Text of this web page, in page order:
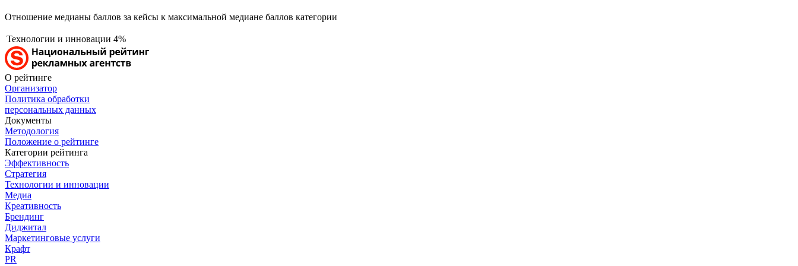
Отношение медианы баллов за кейсы к максимальной медиане баллов категории
Технологии и инновации 4%
О рейтинге
Организатор
Политика обработки
персональных данных
Документы
Методология
Положение о рейтинге
Категории рейтинга
Эффективность
Стратегия
Технологии и инновации
Медиа
Креативность
Брендинг
Диджитал
Маркетинговые услуги
Крафт
PR